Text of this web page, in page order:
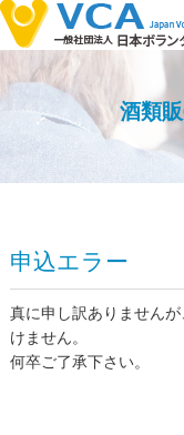
酒類
申込エラー
真に申し訳ありません
けません。
何卒ご了承下さい。